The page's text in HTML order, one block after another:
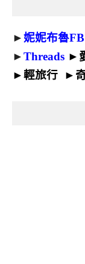
►妮妮布魯FB
►Threads ►
►輕旅行 ►